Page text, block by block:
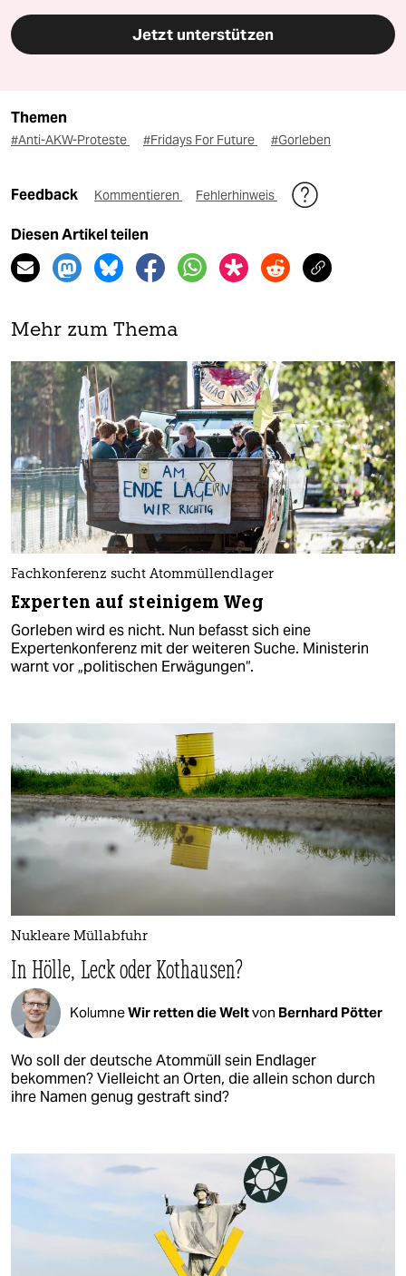
Jetzt unterstützen
Themen
#Anti-AKW-Proteste #Fridays For Future #Gorleben
Feedback Kommentieren Fehlerhinweis
Diesen Artikel teilen
Mehr zum Thema
Fachkonferenz sucht Atommüllendlager
Experten auf steinigem Weg
Gorleben wird es nicht. Nun befasst sich eine
Expertenkonferenz mit der weiteren Suche. Ministerin
warnt vor „politischen Erwägungen“.
Nukleare Müllabfuhr
In Hölle, Leck oder Kothausen?
KolumneWir retten die Weltvon Bernhard Pötter
Wo soll der deutsche Atommüll sein Endlager
bekommen? Vielleicht an Orten, die allein schon durch
ihre Namen genug gestraft sind?